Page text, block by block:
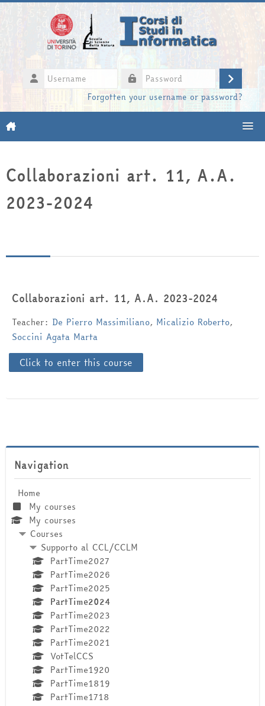
Skip to main content
Username
Log
Forgotten your username or password?
Search
Collaborazioni art. 11, A.A.
2023-2024
Collaborazioni art. 11, A.A. 2023-2024
Teacher: De Pierro Massimiliano, Micalizio Roberto,
Soccini Agata Marta
Click to enter this course
Navigation
Home
My courses
My courses
Courses
Supporto al CCL/CCLM
PartTime2027
PartTime2026
PartTime2025
PartTime2024
PartTime2023
PartTime2022
PartTime2021
VotTelCCS
PartTime1920
PartTime1819
PartTime1718